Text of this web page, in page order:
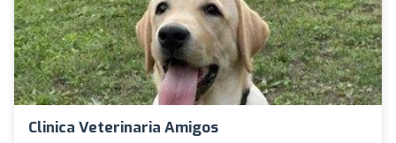
Clinica Veterinaria Amigos